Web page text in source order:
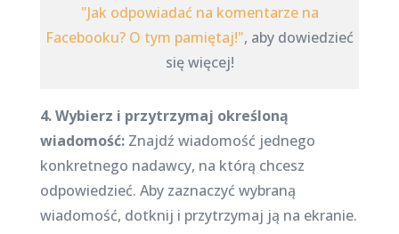
"Jak odpowiadać na komentarze na
Facebooku? O tym pamiętaj!", aby dowiedzieć
się więcej!
4. Wybierz i przytrzymaj określoną
wiadomość:Znajdź wiadomość jednego
konkretnego nadawcy, na którą chcesz
odpowiedzieć. Aby zaznaczyć wybraną
wiadomość, dotknij i przytrzymaj ją na ekranie.